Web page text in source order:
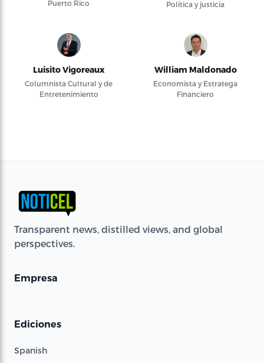
Puerto Rico
Política y justicia
Luisito Vigoreaux
Columnista Cultural y de
Entretenimiento
William Maldonado
Economista y Estratega
Financiero
Transparent news, distilled views, and global
perspectives.
Empresa
Ediciones
Spanish